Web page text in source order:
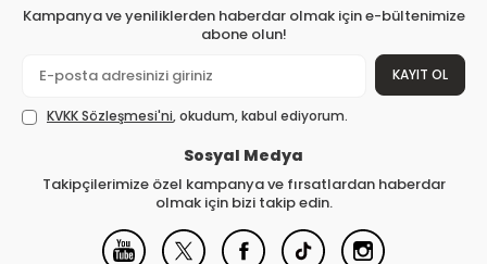
Kampanya ve yeniliklerden haberdar olmak için e-bültenimize
abone olun!
KAYIT OL
KVKK Sözleşmesi'ni, okudum, kabul ediyorum.
Sosyal Medya
Takipçilerimize özel kampanya ve fırsatlardan haberdar
olmak için bizi takip edin.